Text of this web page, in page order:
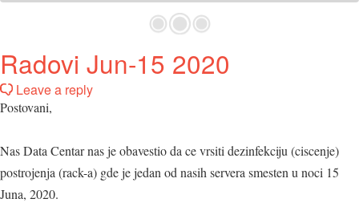
Radovi Jun-15 2020
Leave a reply
Postovani,
Nas Data Centar nas je obavestio da ce vrsiti dezinfekciju (ciscenje)
postrojenja (rack-a) gde je jedan od nasih servera smesten u noci 15
Juna, 2020.